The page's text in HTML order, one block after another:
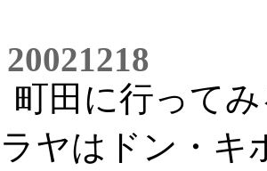
20021218
町田に行って
ラヤはドン・キ